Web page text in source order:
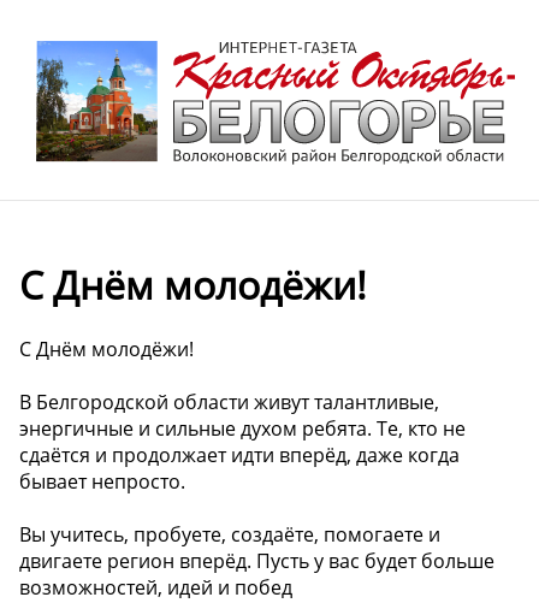
С Днём молодёжи!
С Днём молодёжи!
В Белгородской области живут талантливые,
энергичные и сильные духом ребята. Те, кто не
сдаётся и продолжает идти вперёд, даже когда
бывает непросто.
Вы учитесь, пробуете, создаёте, помогаете и
двигаете регион вперёд. Пусть у вас будет больше
возможностей, идей и побед